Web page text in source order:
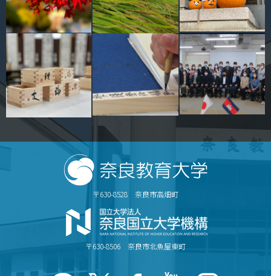
〒630-8528 奈良市高畑町
〒630-8506 奈良市北魚屋東町